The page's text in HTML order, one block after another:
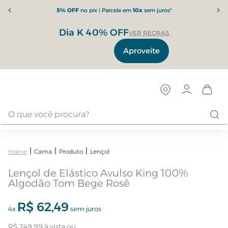
5% OFFno pix | Parcele em10xsem juros*
Dia K 40% OFFVER REGRAS
Aproveite
Cama Produto Lençol
Lençol de Elástico Avulso King 100%
Algodão Tom Bege Rosê
4x R$ 62,49 sem juros